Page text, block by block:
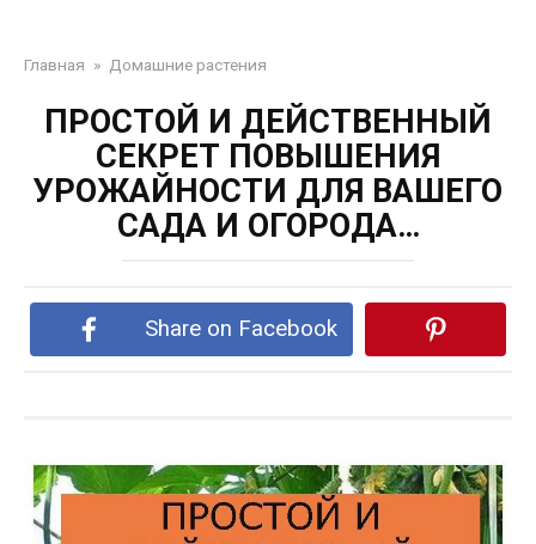
Главная » Домашние растения
ПРОСТОЙ И ДЕЙСТВЕННЫЙ
СЕКРЕТ ПОВЫШЕНИЯ
УРОЖАЙНОСТИ ДЛЯ ВАШЕГО
САДА И ОГОРОДА…
Share on Facebook